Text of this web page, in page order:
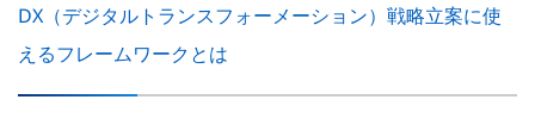
DX（デジタルトランスフォーメーション）戦略立案に使
えるフレームワークとは